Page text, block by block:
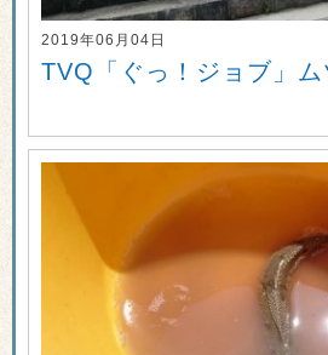
2019年06月04日
TVQ「ぐっ！ジョブ」